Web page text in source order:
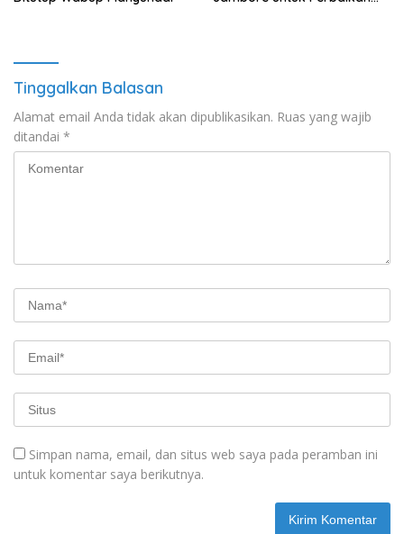
Tinggalkan Balasan
Alamat email Anda tidak akan dipublikasikan. Ruas yang wajib
ditandai *
Simpan nama, email, dan situs web saya pada peramban ini
untuk komentar saya berikutnya.